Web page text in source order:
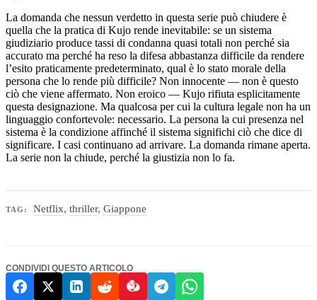
La domanda che nessun verdetto in questa serie può chiudere è
quella che la pratica di Kujo rende inevitabile: se un sistema
giudiziario produce tassi di condanna quasi totali non perché sia
accurato ma perché ha reso la difesa abbastanza difficile da rendere
l’esito praticamente predeterminato, qual è lo stato morale della
persona che lo rende più difficile? Non innocente — non è questo
ciò che viene affermato. Non eroico — Kujo rifiuta esplicitamente
questa designazione. Ma qualcosa per cui la cultura legale non ha un
linguaggio confortevole: necessario. La persona la cui presenza nel
sistema è la condizione affinché il sistema significhi ciò che dice di
significare. I casi continuano ad arrivare. La domanda rimane aperta.
La serie non la chiude, perché la giustizia non lo fa.
TAG: Netflix,thriller,Giappone
CONDIVIDI QUESTO ARTICOLO